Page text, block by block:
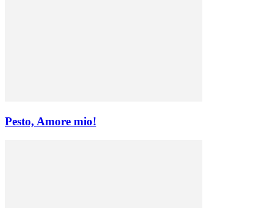
Pesto, Amore mio!